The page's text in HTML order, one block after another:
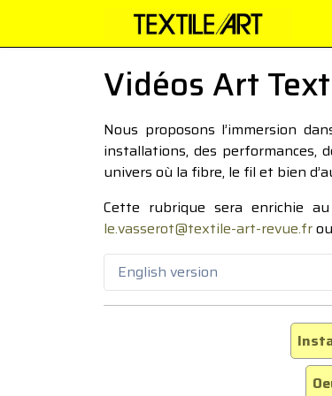
Vidéos Art
Nous proposons l’immersion
installations, des performances,
univers où la fibre, le fil et bien
Cette rubrique sera enrichie
le.vasserot@textile-art-revue.fr
English version